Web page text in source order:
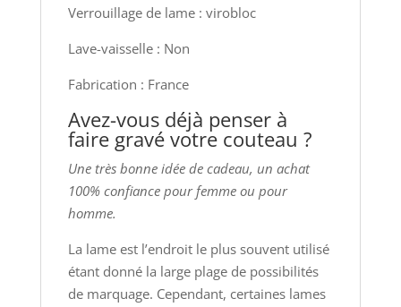
Verrouillage de lame : virobloc
Lave-vaisselle : Non
Fabrication : France
Avez-vous déjà penser à
faire gravé votre couteau ?
Une très bonne idée de cadeau, un achat
100% confiance pour femme ou pour
homme.
La lame est l’endroit le plus souvent utilisé
étant donné la large plage de possibilités
de marquage. Cependant, certaines lames